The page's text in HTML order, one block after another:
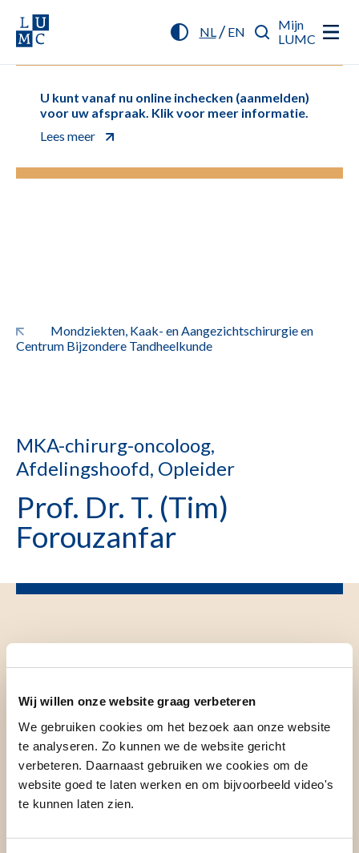
Wij willen onze website graag verbeteren
We gebruiken cookies om het bezoek aan onze website
te analyseren. Zo kunnen we de website gericht
verbeteren. Daarnaast gebruiken we cookies om de
website goed te laten werken en om bijvoorbeeld video's
te kunnen laten zien.
NL/ EN
Mijn
LUMC
U kunt vanaf nu online inchecken (aanmelden)
voor uw afspraak. Klik voor meer informatie.
Lees meer
Mondziekten, Kaak- en Aangezichtschirurgie en
Centrum Bijzondere Tandheelkunde
MKA-chirurg-oncoloog,
Afdelingshoofd, Opleider
Prof. Dr. T. (Tim)
Forouzanfar